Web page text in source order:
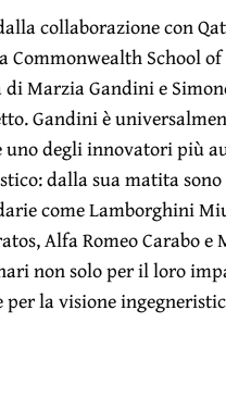
collaborazione con
Commonwealth School
Marzia Gandini e
Gandini è
uno degli innovatori più
dalla sua matita
come Lamborghini
Alfa Romeo Carabo e
non solo per il loro
per la visione